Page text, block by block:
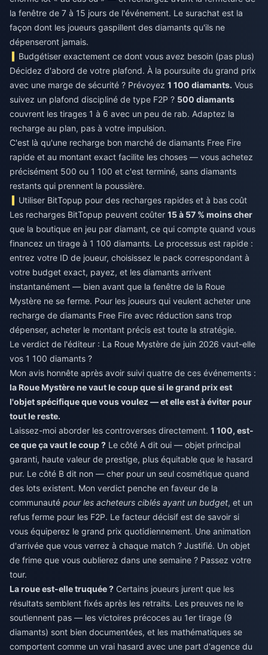
la fenêtre de 7 à 15 jours de l'événement. Le surachat est la
façon dont les joueurs gaspillent des diamants qu'ils ne
dépenseront jamais.
Budgétiser exactement ce dont vous avez besoin (pas plus)
Décidez d'abord de votre plafond. À la poursuite du grand prix
avec une marge de sécurité ? Prévoyez 1 100 diamants. Vous
suivez un plafond discipliné de type F2P ? 500 diamants
couvrent les tirages 1 à 6 avec un peu de rab. Adaptez la
recharge au plan, pas à votre impulsion.
C'est là qu'une recharge bon marché de diamants Free Fire
rapide et au montant exact facilite les choses — vous achetez
précisément 500 ou 1 100 et c'est terminé, sans diamants
restants qui prennent la poussière.
Utiliser BitTopup pour des recharges rapides et à bas coût
Les recharges BitTopup peuvent coûter 15 à 57 % moins cher
que la boutique en jeu par diamant, ce qui compte quand vous
financez un tirage à 1 100 diamants. Le processus est rapide :
entrez votre ID de joueur, choisissez le pack correspondant à
votre budget exact, payez, et les diamants arrivent
instantanément — bien avant que la fenêtre de la Roue
Mystère ne se ferme. Pour les joueurs qui veulent acheter une
recharge de diamants Free Fire avec réduction sans trop
dépenser, acheter le montant précis est toute la stratégie.
Le verdict de l'éditeur : La Roue Mystère de juin 2026 vaut-elle
vos 1 100 diamants ?
Mon avis honnête après avoir suivi quatre de ces événements :
la Roue Mystère ne vaut le coup que si le grand prix est
l'objet spécifique que vous voulez — et elle est à éviter pour
tout le reste.
Laissez-moi aborder les controverses directement. 1 100, est-
ce que ça vaut le coup ? Le côté A dit oui — objet principal
garanti, haute valeur de prestige, plus équitable que le hasard
pur. Le côté B dit non — cher pour un seul cosmétique quand
des lots existent. Mon verdict penche en faveur de la
communauté pour les acheteurs ciblés ayant un budget, et un
refus ferme pour les F2P. Le facteur décisif est de savoir si
vous équiperez le grand prix quotidiennement. Une animation
d'arrivée que vous verrez à chaque match ? Justifié. Un objet
de frime que vous oublierez dans une semaine ? Passez votre
tour.
La roue est-elle truquée ? Certains joueurs jurent que les
résultats semblent fixés après les retraits. Les preuves ne le
soutiennent pas — les victoires précoces au 1er tirage (9
diamants) sont bien documentées, et les mathématiques se
comportent comme un vrai hasard avec une part d'agence du